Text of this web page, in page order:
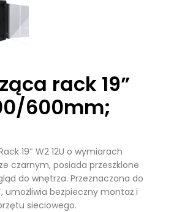
rack 19”
600mm;
19″ W2 12U o wymiarach
czarnym, posiada przeszklone
do wnętrza. Przeznaczona do
umożliwia bezpieczny montaż i
sieciowego.